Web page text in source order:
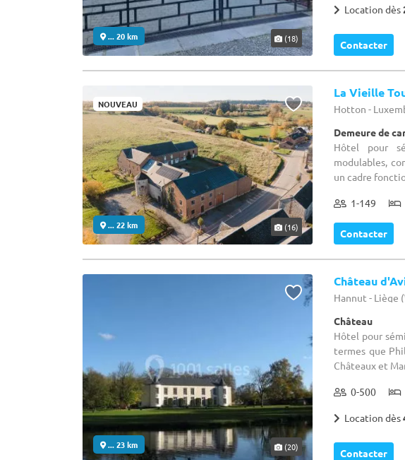
... 20 km (18)
Location dès
Contacter
NOUVEAU
... 22 km (16)
La Vieille
Hotton -
Demeure de
Hôtel pour
modulables,
un cadre
1-149
Contacter
... 23 km (20)
Château
Hannut - Liège
Château
Hôtel pour
termes que
Châteaux et
0-500
Location dès
Contacter